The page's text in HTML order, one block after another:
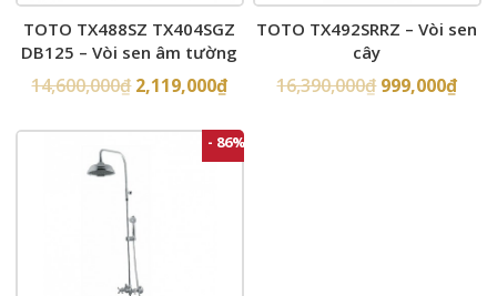
TOTO TX488SZ TX404SGZ
DB125 – Vòi sen âm tường
14,600,000₫ 2,119,000₫
TOTO TX492SRRZ – Vòi sen
cây
16,390,000₫ 999,000₫
- 86%